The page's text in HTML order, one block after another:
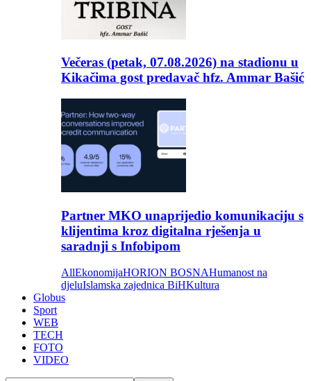
Večeras (petak, 07.08.2026) na stadionu u
Kikačima gost predavač hfz. Ammar Bašić
Partner MKO unaprijedio komunikaciju s
klijentima kroz digitalna rješenja u
saradnji s Infobipom
AllEkonomijaHORION BOSNAHumanost na
djeluIslamska zajednica BiHKultura
Globus
Sport
WEB
TECH
FOTO
VIDEO